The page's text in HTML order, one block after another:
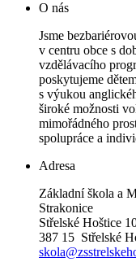
O nás
Jsme
v centru obce s
vzdělávacího
poskytujeme
s výukou
široké možnosti
mimořádného
spolupráce a
Adresa
Základní škola a
Strakonice
Střelské Hoštice
387 15 Střelské